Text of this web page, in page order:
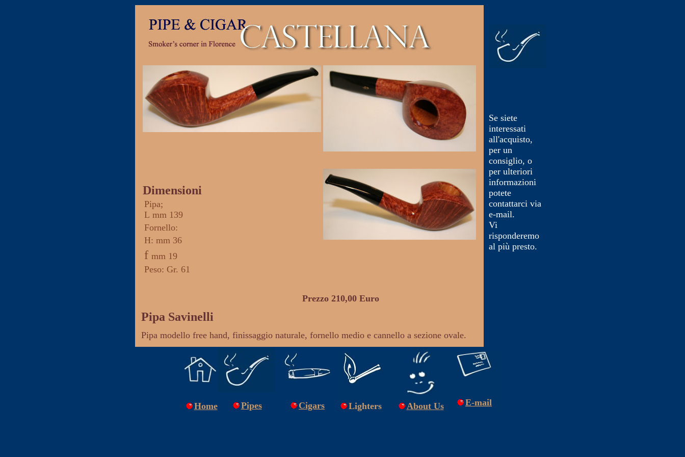
Dimensioni
Pipa;
L mm 139
Fornello:
H: mm 36
f mm 19
Peso: Gr. 61
Prezzo 210,00 Euro
Pipa Savinelli
Pipa modello free hand, finissaggio naturale, fornello medio e cannello a sezione ovale.
Se siete
interessati
all'acquisto,
per un
consiglio, o
per ulteriori
informazioni
potete
contattarci via
e-mail.
Vi
risponderemo
al più presto.
Home Pipes Cigars Lighters About Us E-mail